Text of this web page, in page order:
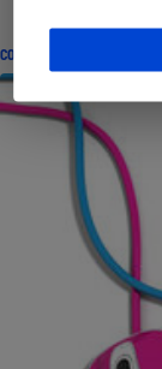
CONSEILS